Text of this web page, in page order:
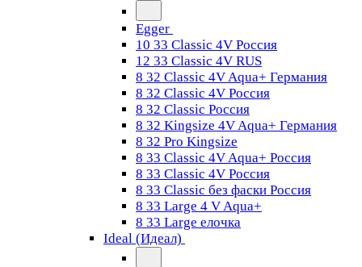
Egger
10 33 Classic 4V Россия
12 33 Classic 4V RUS
8 32 Classic 4V Aqua+ Германия
8 32 Classic 4V Россия
8 32 Classic Россия
8 32 Kingsize 4V Aqua+ Германия
8 32 Pro Kingsize
8 33 Classic 4V Aqua+ Россия
8 33 Classic 4V Россия
8 33 Classic без фаски Россия
8 33 Large 4 V Aqua+
8 33 Large елочка
Ideal (Идеал)